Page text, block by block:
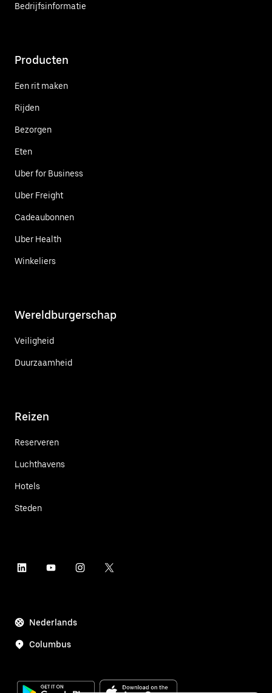
Bedrijfsinformatie
Producten
Een rit maken
Rijden
Bezorgen
Eten
Uber for Business
Uber Freight
Cadeaubonnen
Uber Health
Winkeliers
Wereldburgerschap
Veiligheid
Duurzaamheid
Reizen
Reserveren
Luchthavens
Hotels
Steden
Nederlands
Columbus